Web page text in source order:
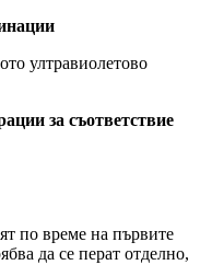
ултравиолетово
за съответствие
по време на първите
да се перат отделно,